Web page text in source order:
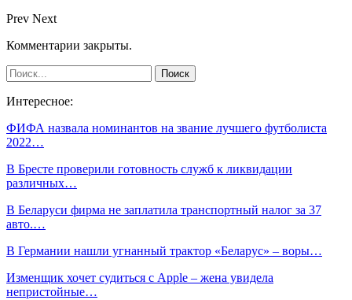
Prev Next
Комментарии закрыты.
Интересное:
ФИФА назвала номинантов на звание лучшего футболиста
2022…
В Бресте проверили готовность служб к ликвидации
различных…
В Беларуси фирма не заплатила транспортный налог за 37
авто.…
В Германии нашли угнанный трактор «Беларус» – воры…
Изменщик хочет судиться с Apple – жена увидела
непристойные…